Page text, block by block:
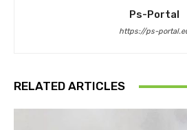
Ps-Portal
https://ps-
RELATED ARTICLES